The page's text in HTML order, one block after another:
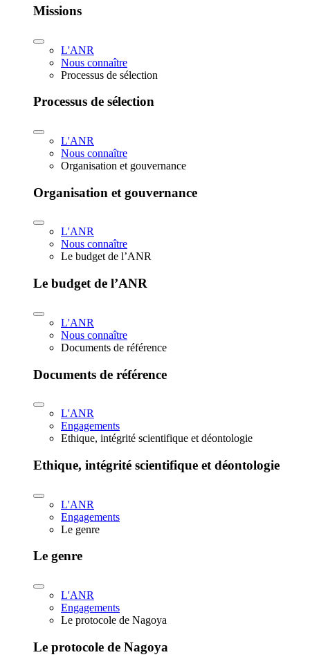
Missions
L'ANR
Nous connaître
Processus de sélection
Processus de sélection
L'ANR
Nous connaître
Organisation et gouvernance
Organisation et gouvernance
L'ANR
Nous connaître
Le budget de l’ANR
Le budget de l’ANR
L'ANR
Nous connaître
Documents de référence
Documents de référence
L'ANR
Engagements
Ethique, intégrité scientifique et déontologie
Ethique, intégrité scientifique et déontologie
L'ANR
Engagements
Le genre
Le genre
L'ANR
Engagements
Le protocole de Nagoya
Le protocole de Nagoya